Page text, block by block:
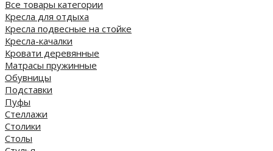
Все товары категории
Кресла для отдыха
Кресла подвесные на стойке
Кресла-качалки
Кровати деревянные
Матрасы пружинные
Обувницы
Подставки
Пуфы
Стеллажи
Столики
Столы